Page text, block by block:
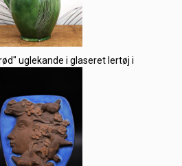
uglekande i glaseret lertøj i